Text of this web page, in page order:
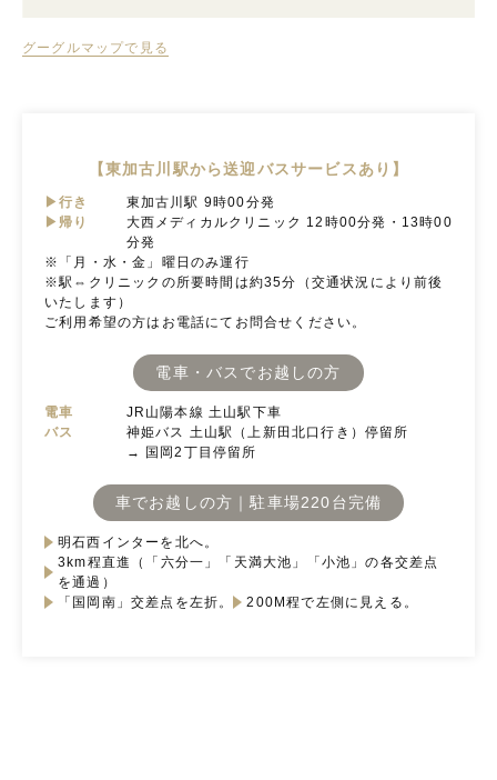
グーグルマップで見る
【東加古川駅から送迎バスサービスあり】
▶行き
東加古川駅 9時00分発
▶帰り
大西メディカルクリニック 12時00分発・13時00
分発
※「月・水・金」曜日のみ運行
※駅⇔クリニックの所要時間は約35分（交通状況により前後
いたします）
ご利用希望の方はお電話にてお問合せください。
電車・バスでお越しの方
電車
JR山陽本線 土山駅下車
バス
神姫バス 土山駅（上新田北口行き）停留所
→ 国岡2丁目停留所
車でお越しの方｜駐車場220台完備
明石西インターを北へ。
3km程直進（「六分一」「天満大池」「小池」の各交差点
を通過）
「国岡南」交差点を左折。
200M程で左側に見える。